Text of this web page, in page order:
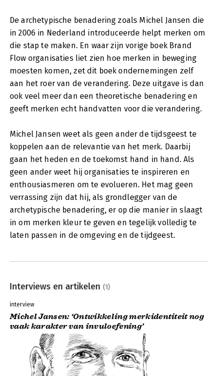
De archetypische benadering zoals Michel Jansen die
in 2006 in Nederland introduceerde helpt merken om
die stap te maken. En waar zijn vorige boek Brand
Flow organisaties liet zien hoe merken in beweging
moesten komen, zet dit boek ondernemingen zelf
aan het roer van de verandering. Deze uitgave is dan
ook veel meer dan een theoretische benadering en
geeft merken echt handvatten voor die verandering.
Michel Jansen weet als geen ander de tijdsgeest te
koppelen aan de relevantie van het merk. Daarbij
gaan het heden en de toekomst hand in hand. Als
geen ander weet hij organisaties te inspireren en
enthousiasmeren om te evolueren. Het mag geen
verrassing zijn dat hij, als grondlegger van de
archetypische benadering, er op die manier in slaagt
in om merken kleur te geven en tegelijk volledig te
laten passen in de omgeving en de tijdgeest.
Interviews en artikelen (1)
interview
Michel Jansen: ‘Ontwikkeling merkidentiteit nog
vaak karakter van invuloefening’